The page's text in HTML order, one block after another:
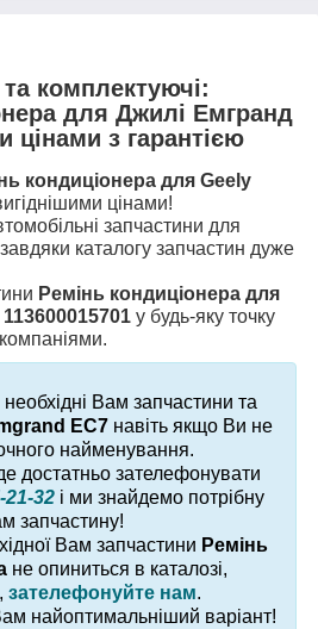
комплектуючі:
для Джилі Емгранд
цінами з гарантією
кондиціонера для Geely
цінами!
запчастини для
каталогу запчастин дуже
Ремінь кондиціонера для
у будь-яку точку
Вам запчастини та
EC7 навіть якщо Ви не
найменування.
достатньо зателефонувати
21-32 і ми знайдемо потрібну
запчастину!
Вам запчастини Ремінь
не опиниться в каталозі,
зателефонуйте нам.
найоптимальніший варіант!